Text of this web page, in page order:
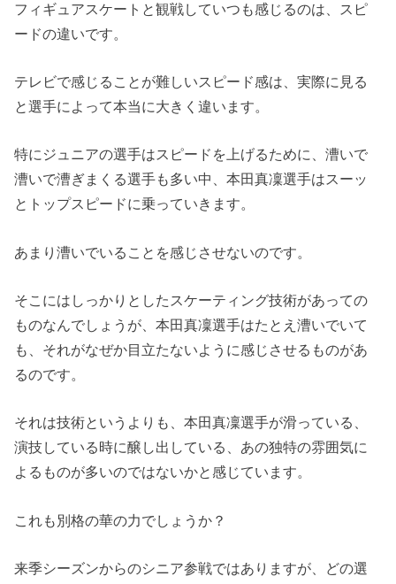
フィギュアスケートと観戦していつも感じるのは、スピ
ードの違いです。
テレビで感じることが難しいスピード感は、実際に見る
と選手によって本当に大きく違います。
特にジュニアの選手はスピードを上げるために、漕いで
漕いで漕ぎまくる選手も多い中、本田真凜選手はスーッ
とトップスピードに乗っていきます。
あまり漕いでいることを感じさせないのです。
そこにはしっかりとしたスケーティング技術があっての
ものなんでしょうが、本田真凜選手はたとえ漕いでいて
も、それがなぜか目立たないように感じさせるものがあ
るのです。
それは技術というよりも、本田真凜選手が滑っている、
演技している時に醸し出している、あの独特の雰囲気に
よるものが多いのではないかと感じています。
これも別格の華の力でしょうか？
来季シーズンからのシニア参戦ではありますが、どの選